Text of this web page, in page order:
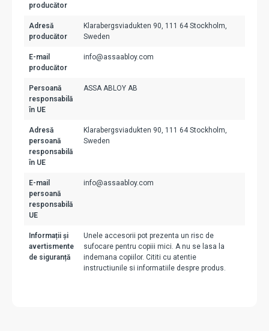
producător
Adresă
producător
Klarabergsviadukten 90, 111 64 Stockholm,
Sweden
E-mail
producător
info@assaabloy.com
Persoană
responsabilă
în UE
ASSA ABLOY AB
Adresă
persoană
responsabilă
în UE
Klarabergsviadukten 90, 111 64 Stockholm,
Sweden
E-mail
persoană
responsabilă
UE
info@assaabloy.com
Informații și
avertismente
de siguranță
Unele accesorii pot prezenta un risc de
sufocare pentru copiii mici. A nu se lasa la
indemana copiilor. Cititi cu atentie
instructiunile si informatiile despre produs.